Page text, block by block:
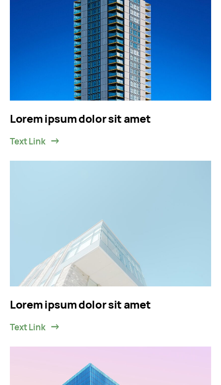
Lorem ipsum dolor sit amet
Text Link
Lorem ipsum dolor sit amet
Text Link